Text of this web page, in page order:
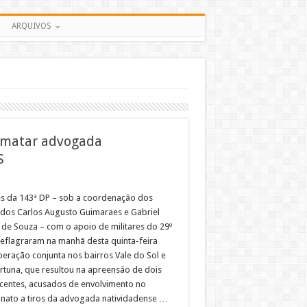
ARQUIVOS
advogada
da 143ª DP – sob a coordenação dos
Carlos Augusto Guimaraes e Gabriel
de Souza – com o apoio de militares do 29º
na manhã desta quinta-feira
conjunta nos bairros Vale do Sol e
que resultou na apreensão de dois
acusados de envolvimento no
a tiros da advogada natividadense …